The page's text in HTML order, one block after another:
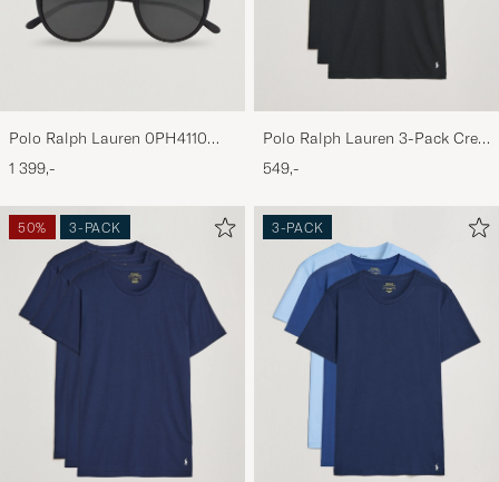
Polo Ralph Lauren 0PH4110
Round Sunglasses Matte Black
1 399,-
Polo Ralph Lauren 3-Pack Crew
Neck T-Shirt Black
549,-
50% 3-PACK 3-PACK